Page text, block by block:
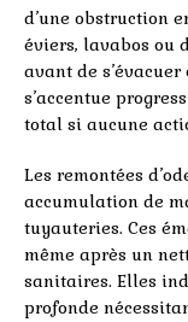
d’une obstruction
éviers, lavabos ou
avant de
s’accentue
total si aucune
Les remontées
accumulation de
tuyauteries. Ces
même après un
sanitaires. Elles
profonde